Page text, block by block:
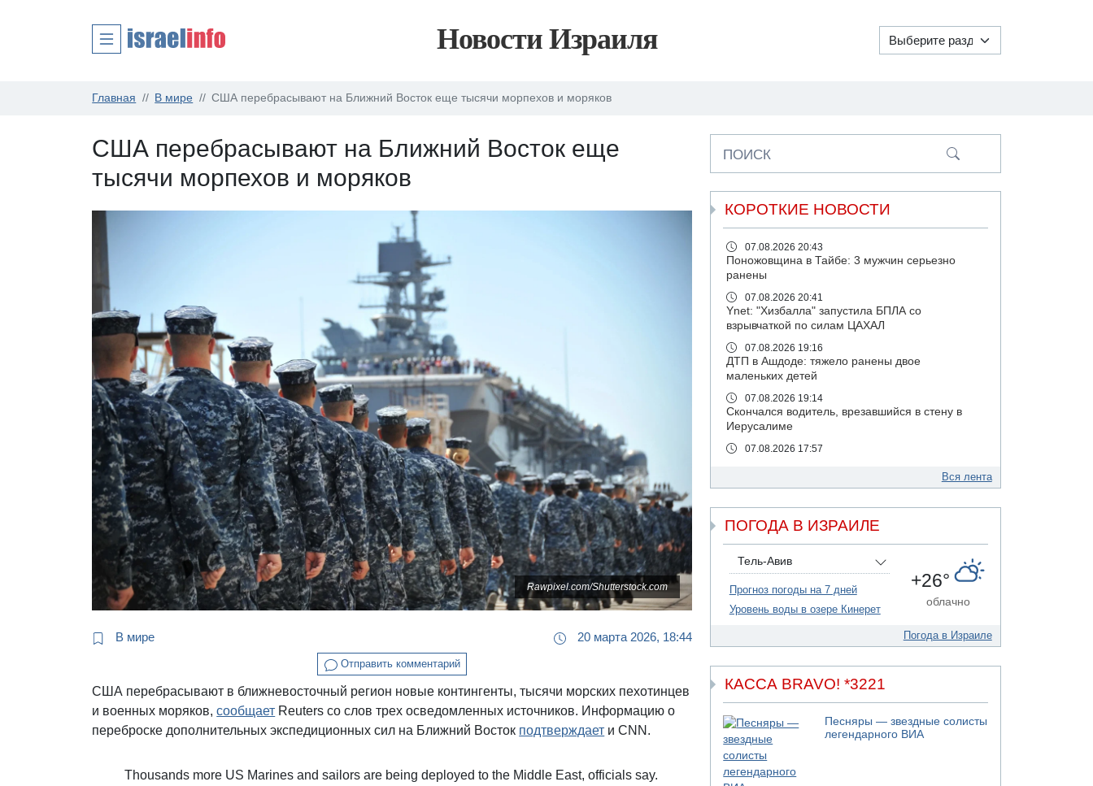
Новости Израиля
Главная В мире США перебрасывают на Ближний Восток еще тысячи морпехов и моряков
США перебрасывают на Ближний Восток еще
тысячи морпехов и моряков
Rawpixel.com/Shutterstock.com
В мире 20 марта 2026, 18:44
Отправить комментарий
США перебрасывают в ближневосточный регион новые контингенты, тысячи морских пехотинцев
и военных моряков,сообщает Reuters со слов трех осведомленных источников. Информацию о
переброске дополнительных экспедиционных сил на Ближний Восток подтверждает и CNN.
Thousands more US Marines and sailors are being deployed to the Middle East, officials say.
ПОИСК
КОРОТКИЕ НОВОСТИ
07.08.2026 20:43
Поножовщина в Тайбе: 3 мужчин серьезно
ранены
07.08.2026 20:41
Ynet: "Хизбалла" запустила БПЛА со
взрывчаткой по силам ЦАХАЛ
07.08.2026 19:16
ДТП в Ашдоде: тяжело ранены двое
маленьких детей
07.08.2026 19:14
Скончался водитель, врезавшийся в стену в
Иерусалиме
07.08.2026 17:57
подозреваемого в коррупционных
отношениях с Йоавом Элиаси
07.08.2026 17:51
БАГАЦ отказался заморозить лишение
налоговых льгот для уклонистов-харедим
07.08.2026 17:48
В Иерусалиме водитель врезался в забор и
07.08.2026 13:47
Ливанская армия сообщила о ранении
солдата
Моджтаба Хаменеи в плохом состоянии
07.08.2026 11:55
Министр обороны ушел с заседания кабинета
на свадьбу
Вся лента
ПОГОДА В ИЗРАИЛЕ
Тель-Авив
Прогноз погоды на 7 дней
Уровень воды в озере Кинерет
+26°
облачно
Погода в Израиле
КАССА BRAVO! *3221
Песняры — звездные солисты
легендарного ВИА